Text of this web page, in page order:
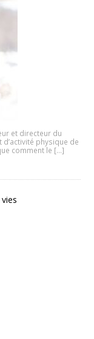
et directeur du
d’activité physique de
comment le […]